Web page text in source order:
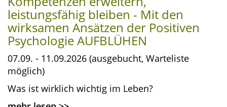
leistungsfähig bleiben - Mit den
wirksamen Ansätzen der Positiven
Psychologie AUFBLÜHEN
07.09. - 11.09.2026 (ausgebucht, Warteliste
möglich)
Was ist wirklich wichtig im Leben?